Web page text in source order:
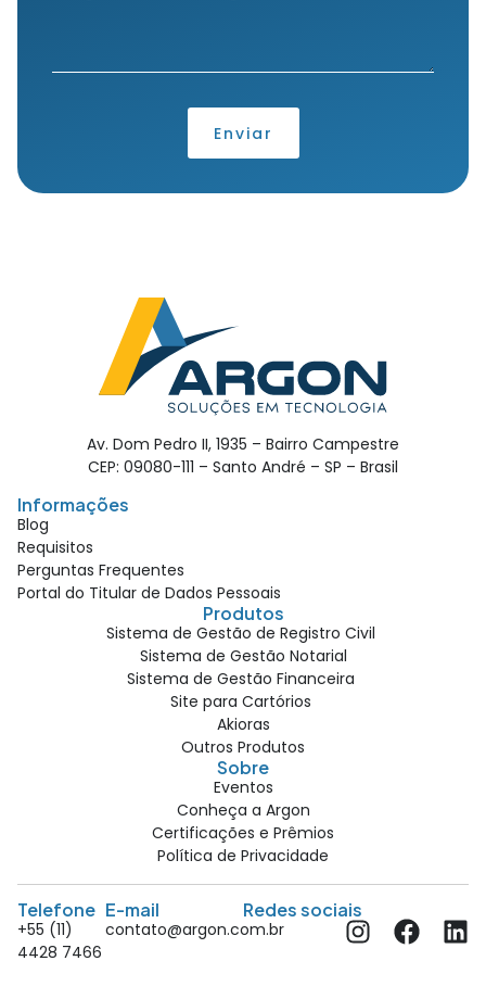
Enviar
Av. Dom Pedro II, 1935 – Bairro Campestre
CEP: 09080-111 – Santo André – SP – Brasil
Informações
Blog
Requisitos
Perguntas Frequentes
Portal do Titular de Dados Pessoais
Produtos
Sistema de Gestão de Registro Civil
Sistema de Gestão Notarial
Sistema de Gestão Financeira
Site para Cartórios
Akioras
Outros Produtos
Sobre
Eventos
Conheça a Argon
Certificações e Prêmios
Política de Privacidade
Telefone
+55 (11)
4428 7466
E-mail
contato@argon.com.br
Redes sociais